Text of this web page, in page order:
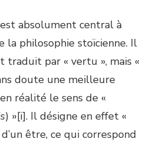
est absolument central à
la philosophie stoïcienne. Il
par « vertu », mais «
doute une meilleure
réalité le sens de «
) »[i]. Il désigne en effet «
être, ce qui correspond